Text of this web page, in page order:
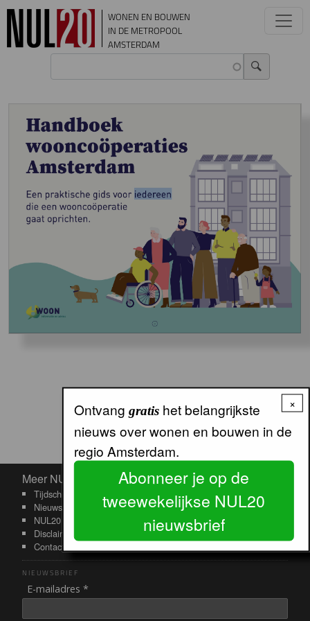
Overslaan en naar de inhoud gaan
WONEN EN BOUWEN
IN DE METROPOOL
AMSTERDAM
Meer NUL20
Meer NUL20
Tijdschriftarchief
Nieuwsbrief
NUL20 RSS-feeds
Disclaimer
Contact
NIEUWSBRIEF
E-mailadres *
×
Ontvang gratishet belangrijkste
nieuws over wonen en bouwen in de
regio Amsterdam.
Abonneer je op de
tweewekelijkse NUL20
nieuwsbrief